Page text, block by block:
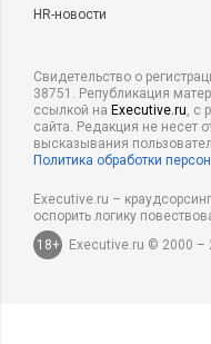
HR-новости
Свидетельство о
38751. Републикация
ссылкой на Executive.ru, с
сайта. Редакция не несет
высказывания
Политика обработки
Executive.ru –
оспорить логику
18+
Executive.ru © 2000 –